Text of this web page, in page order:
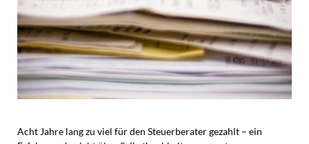
Acht Jahre lang zu viel für den Steuerberater gezahlt – ein